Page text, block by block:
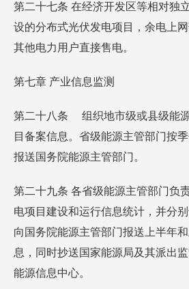
第二十七条 在经济开发区等相对独
设的分布式光伏发电项目，余电上
其他电力用户直接售电。
第七章 产业信息监测
第二十八条 组织地市级或县级能
目备案信息。省级能源主管部门按
报送国务院能源主管部门。
第二十九条 各省级能源主管部门负
电项目建设和运行信息统计，并分
向国务院能源主管部门报送上半年
息，同时抄送国家能源局及其派出
能源信息中心。